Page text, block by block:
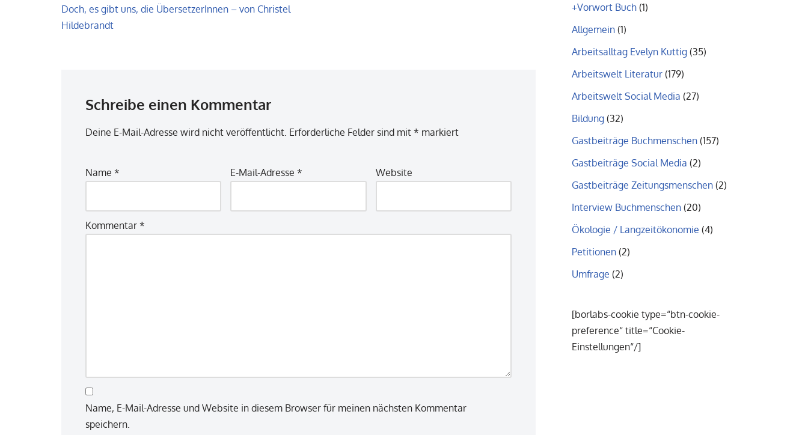
Doch, es gibt uns, die ÜbersetzerInnen – von Christel
Hildebrandt
Schreibe einen Kommentar
Deine E-Mail-Adresse wird nicht veröffentlicht. Erforderliche Felder sind mit * markiert
Name * E-Mail-Adresse* Website
Kommentar *
Name, E-Mail-Adresse und Website in diesem Browser für meinen nächsten Kommentar
speichern.
+Vorwort Buch (1)
Allgemein (1)
Arbeitsalltag Evelyn Kuttig (35)
Arbeitswelt Literatur (179)
Arbeitswelt Social Media (27)
Bildung (32)
Gastbeiträge Buchmenschen (157)
Gastbeiträge Social Media (2)
Gastbeiträge Zeitungsmenschen (2)
Interview Buchmenschen (20)
Ökologie / Langzeitökonomie (4)
Petitionen (2)
Umfrage (2)
[borlabs-cookie type=“btn-cookie-
preference“ title=“Cookie-
Einstellungen“/]